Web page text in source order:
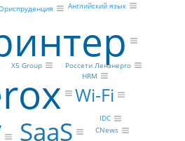
SaaS
Wi-Fi
Россети Ленэнерго
Английский язык
HRM
CNews
IDC
X5 Group